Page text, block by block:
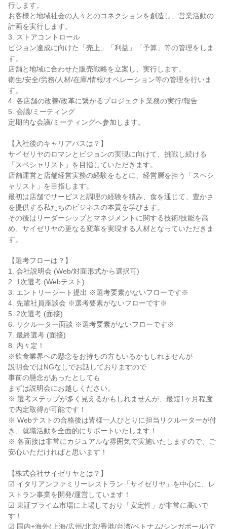
行します。
お客様と地域社会の人々とのコネクションを創造し、営業活動の
計画を実行します。
3. ストアコントロール
ビジョン達成に向けた「売上」「利益」「予算」等の管理をしま
す。
店舗と地域に合わせた販売戦略を立案し、実行します。
衛生/安全/労務/人材/在庫/情報/オペレーション等の管理を行いま
す。
4. 各店舗の改善/改革に繋がるプロジェクト業務の実行/報告
5. 会議/ミーティング
定期的な会議/ミーティングへ参加します。
【入社後のキャリアパスは？】
サイゼリヤのロマンとビジョンの実現に向けて、挑戦し続ける
「スペシャリスト」を目指していただきます。
店舗運営と店舗経営実務の経験をもとに、経営層を担う「スペシ
ャリスト」を目指します。
最初は店舗でサービスと調理の経験を積み、食を通じて、豊かさ
を提供する私たちのビジネスの本質を学びます。
その後はリーダーシップとマネジメントに関する技術/技能を高
め、サイゼリヤの更なる変革を実現する人材となっていただきま
す。
【選考フローは？】
1. 会社説明会 (Web/対面形式から選択可)
2. 1次選考 (Webテスト)
3. エントリーシート提出 ※選考要素がないフローです※
4. 先輩社員座談会 ※選考要素がないフローです※
5. 2次選考 (面接)
6. リクルーター面談 ※選考要素がないフローです※
7. 最終選考 (面接)
8. 内々定！
※飲食業界への懸念をお持ちの方もいるかもしれませんが
説明会ではNGなしでお話しておりますので
事前の懸念があったとしても
まずは説明会にお越しください。
※ 選考ステップが多く見えるかもしれませんが、最短1ヶ月程度
で内定取得が可能です！
※ Webテストの合格後は皆様一人ひとりに担当リクルーターが付
き、就職活動を全面的にサポートいたします！
※ 各面接は非常にカジュアルな雰囲気で実施いたしますので、ご
安心いただければと思います！
【株式会社サイゼリヤとは？】
☑ イタリアンファミリーレストラン「サイゼリヤ」を中心に、レ
ストラン事業を開発/運営しています！
☑ 東証プライム市場に上場しており「安定性」が非常に高いで
す！
☑ 国内+海外(上海/広州/北京/香港/台湾/ベトナム/シンガポール)で